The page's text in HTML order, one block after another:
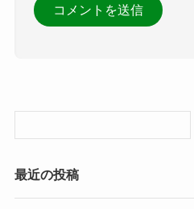
最近の投稿